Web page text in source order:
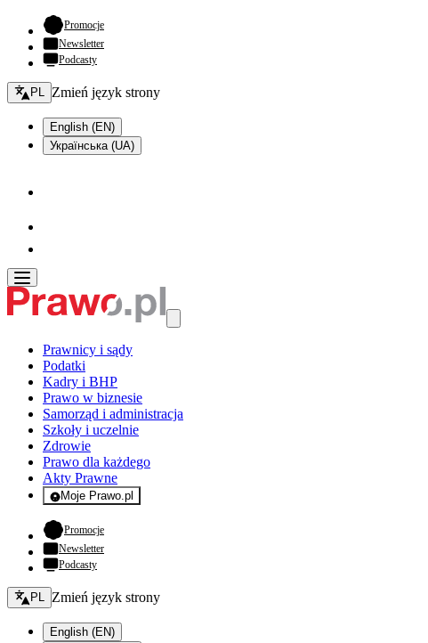
Promocje- otwiera się w nowej karcie
Newsletter
Podcasty
Zmień język - bieżący:
PL Zmień język strony
English (EN)
Українська (UA)
Prawnicy i sądy
Podatki
Kadry i BHP
Prawo w biznesie
Samorząd i administracja
Szkoły i uczelnie
Zdrowie
Prawo dla każdego
Akty Prawne
Moje Prawo.pl
- rejestracja i logowanie do serwisu
Promocje- otwiera się w nowej karcie
Newsletter
Podcasty
Zmień język - bieżący:
PL Zmień język strony
English (EN)